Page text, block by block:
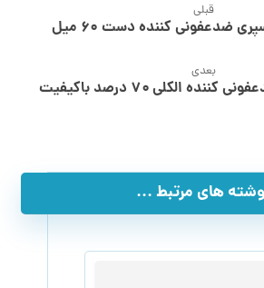
قبلی
ضدعفونی کننده دست ۶۰ میل
بعدی
الکلی ۷۰ درصد باکیفیت
های مرتبط ...